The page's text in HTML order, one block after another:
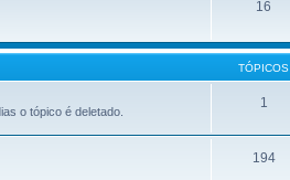
16
TÓPICOS
o tópico é deletado.
1
194